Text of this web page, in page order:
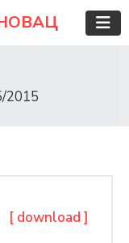
2015
[ download ]